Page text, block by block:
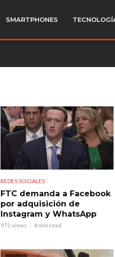
SMARTPHONES
REDES SOCIALES
FTC demanda a Facebook
por adquisición de
Instagram y WhatsApp
972 views 4 min read